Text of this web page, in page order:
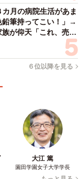
月の病院生活があま
鉛筆持ってこい！」→
が仰天「これ、売れ
６位以降を見る
大江 篤
園田学園女子大学学長